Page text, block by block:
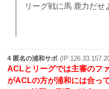
リーグ戦に馬 鹿力だせ
4 匿名の浦和サポ
ACLとリーグでは主審のフ
がACLの方が浦和には合っ